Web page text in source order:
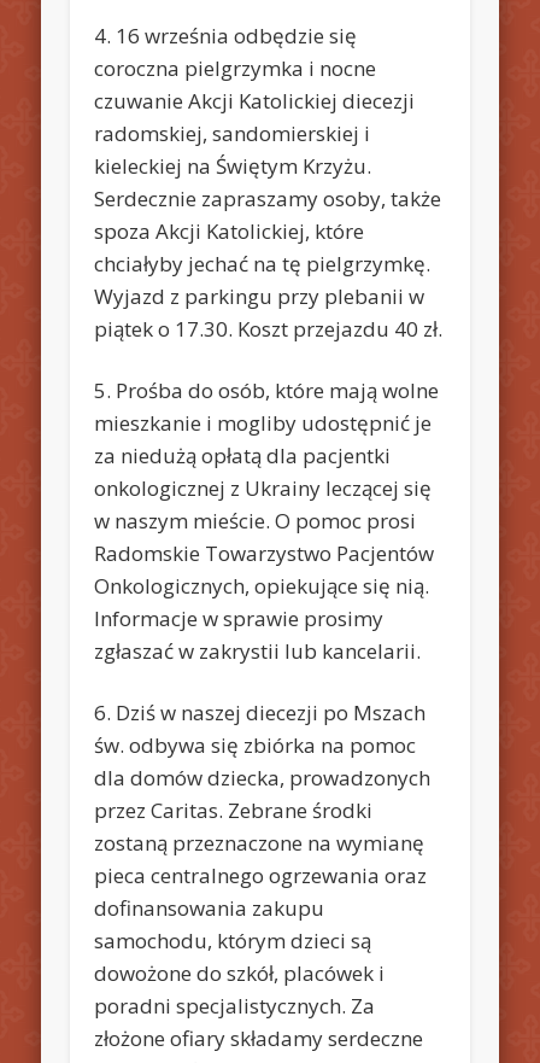
4. 16 września odbędzie się
coroczna pielgrzymka i nocne
czuwanie Akcji Katolickiej diecezji
radomskiej, sandomierskiej i
kieleckiej na Świętym Krzyżu.
Serdecznie zapraszamy osoby, także
spoza Akcji Katolickiej, które
chciałyby jechać na tę pielgrzymkę.
Wyjazd z parkingu przy plebanii w
piątek o 17.30. Koszt przejazdu 40 zł.
5. Prośba do osób, które mają wolne
mieszkanie i mogliby udostępnić je
za niedużą opłatą dla pacjentki
onkologicznej z Ukrainy leczącej się
w naszym mieście. O pomoc prosi
Radomskie Towarzystwo Pacjentów
Onkologicznych, opiekujące się nią.
Informacje w sprawie prosimy
zgłaszać w zakrystii lub kancelarii.
6. Dziś w naszej diecezji po Mszach
św. odbywa się zbiórka na pomoc
dla domów dziecka, prowadzonych
przez Caritas. Zebrane środki
zostaną przeznaczone na wymianę
pieca centralnego ogrzewania oraz
dofinansowania zakupu
samochodu, którym dzieci są
dowożone do szkół, placówek i
poradni specjalistycznych. Za
złożone ofiary składamy serdeczne